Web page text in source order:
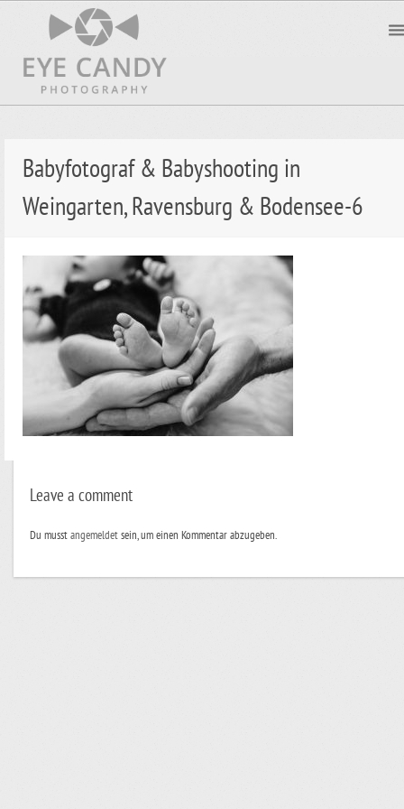
Babyfotograf & Babyshooting in
Weingarten, Ravensburg & Bodensee-6
Leave a comment
Du musstangemeldetsein, um einen Kommentar abzugeben.